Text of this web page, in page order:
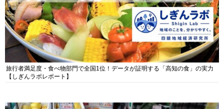
旅行者満足度・食べ物部門で全国1位！データが証明する「高知の食」の実力
【しぎんラボレポート】